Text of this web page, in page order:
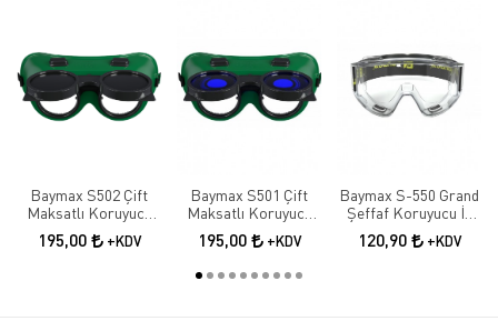
Baymax S502 Çift
Maksatlı Koruyucu
Kaynak Gözlüğü |
Tam Kapalı İş
195,00 +KDV
Baymax S501 Çift
Maksatlı Koruyucu
Kaynak Gözlüğü |
Tam Kapalı İş
195,00 +KDV
Baymax S-550 Grand
Şeffaf Koruyucu İş
Gözlüğü | Antifog İş
Güvenliği Gözlüğü
120,90 +KDV